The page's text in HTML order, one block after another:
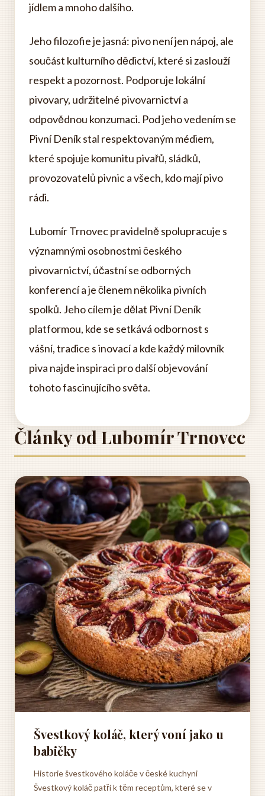
jídlem a mnoho dalšího.
Jeho filozofie je jasná: pivo není jen nápoj, ale
součást kulturního dědictví, které si zaslouží
respekt a pozornost. Podporuje lokální
pivovary, udržitelné pivovarnictví a
odpovědnou konzumaci. Pod jeho vedením se
Pivní Deník stal respektovaným médiem,
které spojuje komunitu pivařů, sládků,
provozovatelů pivnic a všech, kdo mají pivo
rádi.
Lubomír Trnovec pravidelně spolupracuje s
významnými osobnostmi českého
pivovarnictví, účastní se odborných
konferencí a je členem několika pivních
spolků. Jeho cílem je dělat Pivní Deník
platformou, kde se setkává odbornost s
vášní, tradice s inovací a kde každý milovník
piva najde inspiraci pro další objevování
tohoto fascinujícího světa.
Články od Lubomír Trnovec
Švestkový koláč, který voní jako u
babičky
Historie švestkového koláče v české kuchyni
Švestkový koláč patří k těm receptům, které se v